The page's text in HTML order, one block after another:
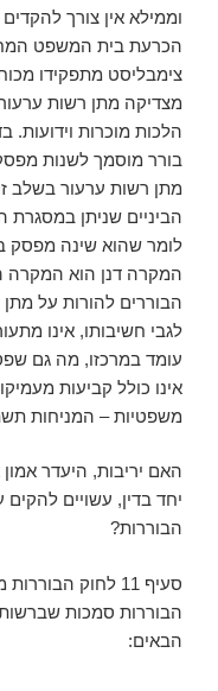
וממילא אין צורך
הכרעת בית המשפט
מצדיקה מתן רשות
הלכות מוכרות
בורר מוסמך לשנות
מתן רשות ערעור בשלב
הביניים שניתן במסגרת
לומר שהוא שינה מפסק
המקרה דנן הוא המקרה
הבוררים להורות על
לגבי חשיבותו, אינו
עומד במרכזו, מה גם
אינו כולל קביעות
משפטיות – המניחות
האם יריבות, היעדר אמון
הבוררות?
סעיף 11 לחוק
הבוררות סמכות
הבאים: